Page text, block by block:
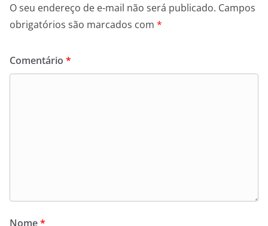
O seu endereço de e-mail não será publicado. Campos
obrigatórios são marcados com *
Comentário *
Nome*